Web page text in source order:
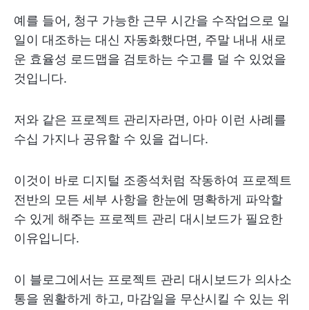
예를 들어, 청구 가능한 근무 시간을 수작업으로 일
일이 대조하는 대신 자동화했다면, 주말 내내 새로
운 효율성 로드맵을 검토하는 수고를 덜 수 있었을
것입니다.
저와 같은 프로젝트 관리자라면, 아마 이런 사례를
수십 가지나 공유할 수 있을 겁니다.
이것이 바로 디지털 조종석처럼 작동하여 프로젝트
전반의 모든 세부 사항을 한눈에 명확하게 파악할
수 있게 해주는 프로젝트 관리 대시보드가 필요한
이유입니다.
이 블로그에서는 프로젝트 관리 대시보드가 의사소
통을 원활하게 하고, 마감일을 무산시킬 수 있는 위